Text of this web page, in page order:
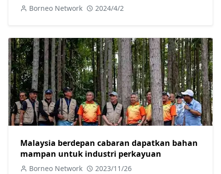
Borneo Network 2024/4/2
Malaysia berdepan cabaran dapatkan bahan
mampan untuk industri perkayuan
Borneo Network 2023/11/26